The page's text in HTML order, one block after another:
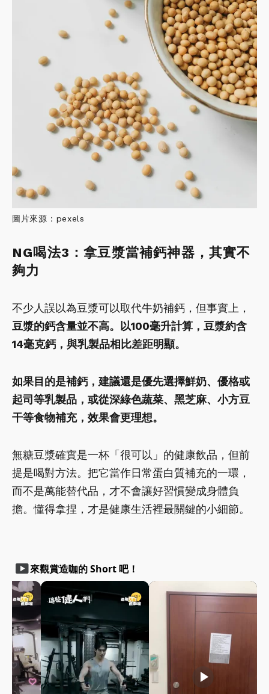
圖片來源：pexels
NG喝法3：拿豆漿當補鈣神器，其實不
夠力
不少人誤以為豆漿可以取代牛奶補鈣，但事實上，
豆漿的鈣含量並不高。以100毫升計算，豆漿約含
14毫克鈣，與乳製品相比差距明顯。
如果目的是補鈣，建議還是優先選擇鮮奶、優格或
起司等乳製品，或從深綠色蔬菜、黑芝麻、小方豆
干等食物補充，效果會更理想。
無糖豆漿確實是一杯「很可以」的健康飲品，但前
提是喝對方法。把它當作日常蛋白質補充的一環，
而不是萬能替代品，才不會讓好習慣變成身體負
擔。懂得拿捏，才是健康生活裡最關鍵的小細節。
smart_display來觀賞造咖的 Short 吧！
play_arrow play_arrow